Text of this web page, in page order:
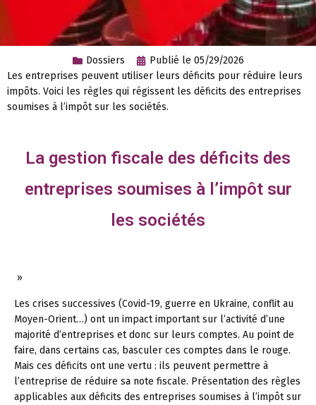
Dossiers Publié le 05/29/2026
Les entreprises peuvent utiliser leurs déficits pour réduire leurs
impôts. Voici les règles qui régissent les déficits des entreprises
soumises à l’impôt sur les sociétés.
La gestion fiscale des déficits des
entreprises soumises à l’impôt sur
les sociétés
»
Les crises successives (Covid-19, guerre en Ukraine, conflit au
Moyen-Orient…) ont un impact important sur l’activité d’une
majorité d’entreprises et donc sur leurs comptes. Au point de
faire, dans certains cas, basculer ces comptes dans le rouge.
Mais ces déficits ont une vertu : ils peuvent permettre à
l’entreprise de réduire sa note fiscale. Présentation des règles
applicables aux déficits des entreprises soumises à l’impôt sur